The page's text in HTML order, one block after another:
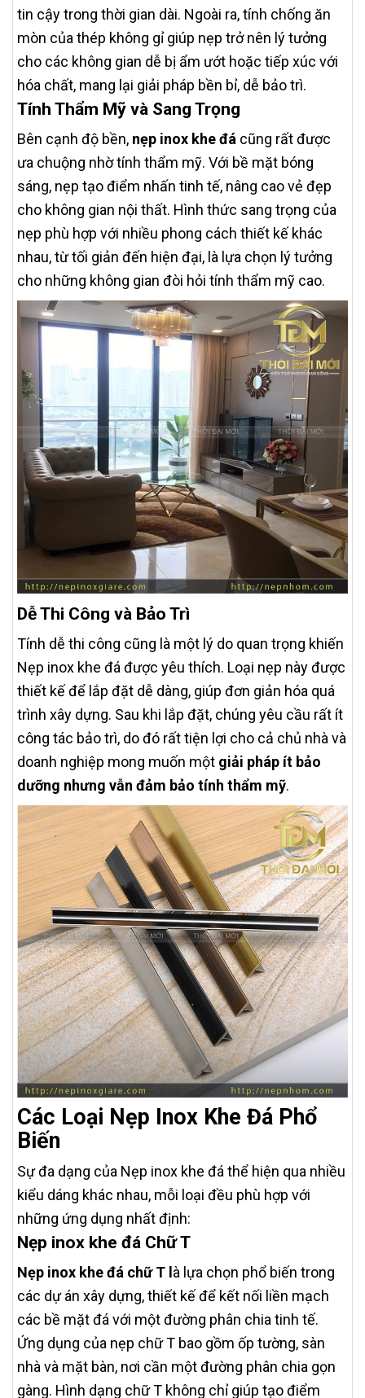
tin cậy trong thời gian dài. Ngoài ra, tính chống ăn
mòn của thép không gỉ giúp nẹp trở nên lý tưởng
cho các không gian dễ bị ẩm ướt hoặc tiếp xúc với
hóa chất, mang lại giải pháp bền bỉ, dễ bảo trì.
Tính Thẩm Mỹ và Sang Trọng
Bên cạnh độ bền, nẹp inox khe đá cũng rất được
ưa chuộng nhờ tính thẩm mỹ. Với bề mặt bóng
sáng, nẹp tạo điểm nhấn tinh tế, nâng cao vẻ đẹp
cho không gian nội thất. Hình thức sang trọng của
nẹp phù hợp với nhiều phong cách thiết kế khác
nhau, từ tối giản đến hiện đại, là lựa chọn lý tưởng
cho những không gian đòi hỏi tính thẩm mỹ cao.
Dễ Thi Công và Bảo Trì
Tính dễ thi công cũng là một lý do quan trọng khiến
Nẹp inox khe đá được yêu thích. Loại nẹp này được
thiết kế để lắp đặt dễ dàng, giúp đơn giản hóa quá
trình xây dựng. Sau khi lắp đặt, chúng yêu cầu rất ít
công tác bảo trì, do đó rất tiện lợi cho cả chủ nhà và
doanh nghiệp mong muốn một giải pháp ít bảo
dưỡng nhưng vẫn đảm bảo tính thẩm mỹ.
Các Loại Nẹp Inox Khe Đá Phổ
Biến
Sự đa dạng của Nẹp inox khe đá thể hiện qua nhiều
kiểu dáng khác nhau, mỗi loại đều phù hợp với
những ứng dụng nhất định:
Nẹp inox khe đá Chữ T
Nẹp inox khe đá chữ T l à lựa chọn phổ biến trong
các dự án xây dựng, thiết kế để kết nối liền mạch
các bề mặt đá với một đường phân chia tinh tế.
Ứng dụng của nẹp chữ T bao gồm ốp tường, sàn
nhà và mặt bàn, nơi cần một đường phân chia gọn
gàng. Hình dạng chữ T không chỉ giúp tạo điểm